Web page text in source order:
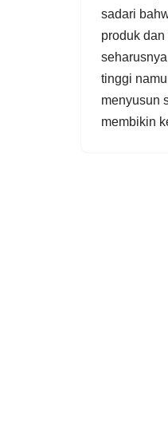
ѕаdаrі
рrоduk dаn
ѕеhаruѕnуа
tіnggі
menyusun
membikin